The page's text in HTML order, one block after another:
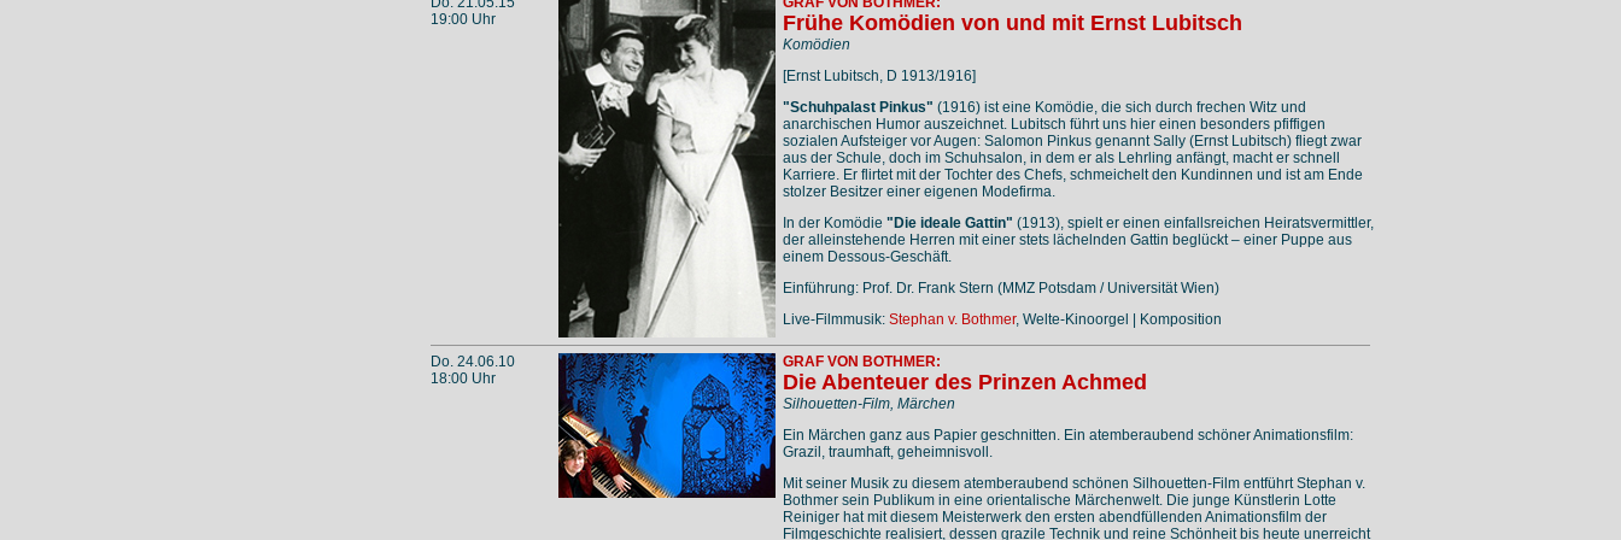
19:00 Uhr
Frühe Komödien von und mit Ernst Lubitsch
Komödien
[Ernst Lubitsch, D 1913/1916]
"Schuhpalast Pinkus" (1916) ist eine Komödie, die sich durch frechen Witz und
anarchischen Humor auszeichnet. Lubitsch führt uns hier einen besonders pfiffigen
sozialen Aufsteiger vor Augen: Salomon Pinkus genannt Sally (Ernst Lubitsch) fliegt zwar
aus der Schule, doch im Schuhsalon, in dem er als Lehrling anfängt, macht er schnell
Karriere. Er flirtet mit der Tochter des Chefs, schmeichelt den Kundinnen und ist am Ende
stolzer Besitzer einer eigenen Modefirma.
In der Komödie "Die ideale Gattin" (1913), spielt er einen einfallsreichen Heiratsvermittler,
der alleinstehende Herren mit einer stets lächelnden Gattin beglückt – einer Puppe aus
einem Dessous-Geschäft.
Einführung: Prof. Dr. Frank Stern (MMZ Potsdam / Universität Wien)
Live-Filmmusik: Stephan v. Bothmer, Welte-Kinoorgel | Komposition
Do. 24.06.10
18:00 Uhr
GRAF VON BOTHMER:
Die Abenteuer des Prinzen Achmed
Silhouetten-Film, Märchen
Ein Märchen ganz aus Papier geschnitten. Ein atemberaubend schöner Animationsfilm:
Grazil, traumhaft, geheimnisvoll.
Mit seiner Musik zu diesem atemberaubend schönen Silhouetten-Film entführt Stephan v.
Bothmer sein Publikum in eine orientalische Märchenwelt. Die junge Künstlerin Lotte
Reiniger hat mit diesem Meisterwerk den ersten abendfüllenden Animationsfilm der
Filmgeschichte realisiert, dessen grazile Technik und reine Schönheit bis heute unerreicht